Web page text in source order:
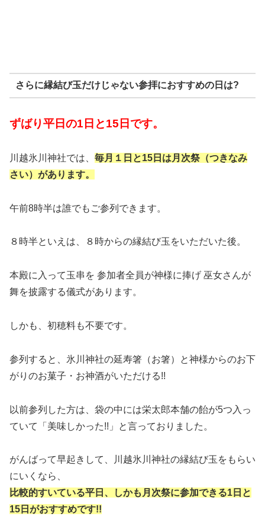
さらに縁結び玉だけじゃない参拝におすすめの日は?
ずばり平日の1日と15日です。
川越氷川神社では、 毎月１日と15日は月次祭（つきなみ
さい）があります。
午前8時半は誰でもご参列できます。
８時半といえは、８時からの縁結び玉をいただいた後。
本殿に入って玉串を 参加者全員が神様に捧げ 巫女さんが
舞を披露する儀式があります。
しかも、初穂料も不要です。
参列すると、氷川神社の延寿箸（お箸）と神様からのお下
がりのお菓子・お神酒がいただける!!
以前参列した方は、袋の中には栄太郎本舗の飴が5つ入っ
ていて「美味しかった!!」と言っておりました。
がんばって早起きして、川越氷川神社の縁結び玉をもらい
にいくなら、
比較的すいている平日、しかも月次祭に参加できる1日と
15日がおすすめです!!